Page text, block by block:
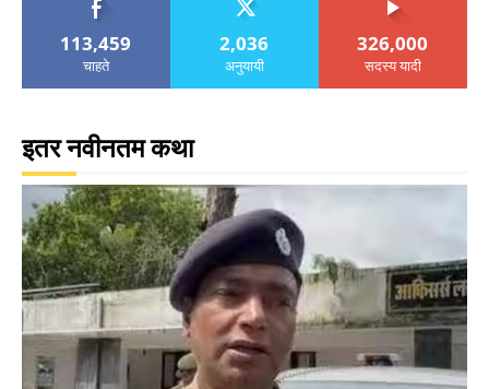
113,459
चाहते
2,036
अनुयायी
326,000
सदस्य यादी
इतर नवीनतम कथा